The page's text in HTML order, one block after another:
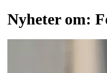
Nyheter om: